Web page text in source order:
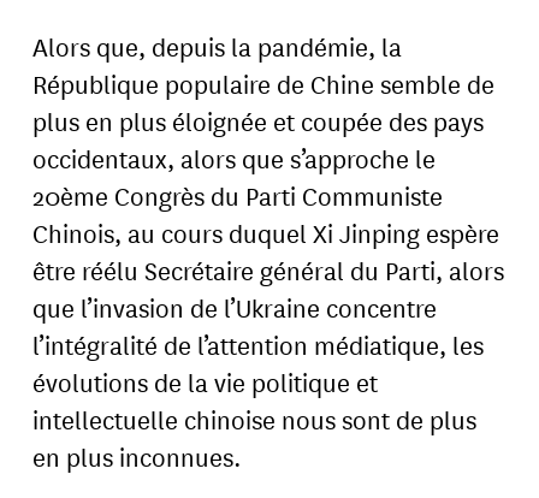
Alors que, depuis la pandémie, la
République populaire de Chine semble de
plus en plus éloignée et coupée des pays
occidentaux, alors que s’approche le
20ème Congrès du Parti Communiste
Chinois, au cours duquel Xi Jinping espère
être réélu Secrétaire général du Parti, alors
que l’invasion de l’Ukraine concentre
l’intégralité de l’attention médiatique, les
évolutions de la vie politique et
intellectuelle chinoise nous sont de plus
en plus inconnues.